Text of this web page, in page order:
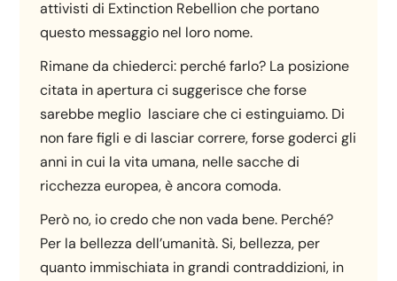
attivisti di Extinction Rebellion che portano
questo messaggio nel loro nome.
Rimane da chiederci: perché farlo? La posizione
citata in apertura ci suggerisce che forse
sarebbe meglio lasciare che ci estinguiamo. Di
non fare figli e di lasciar correre, forse goderci gli
anni in cui la vita umana, nelle sacche di
ricchezza europea, è ancora comoda.
Però no, io credo che non vada bene. Perché?
Per la bellezza dell’umanità. Si, bellezza, per
quanto immischiata in grandi contraddizioni, in